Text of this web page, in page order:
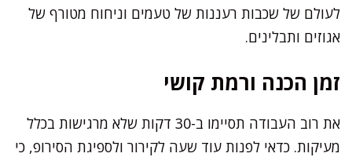
לעולם של שכבות רעננות של טעמים וניחוח מטורף של
אגוזים ותבלינים.
זמן הכנה ורמת קושי
את רוב העבודה תסיימו ב-30 דקות שלא מרגישות בכלל
מעיקות. כדאי לפנות עוד שעה לקירור ולספיגת הסירופ, כי